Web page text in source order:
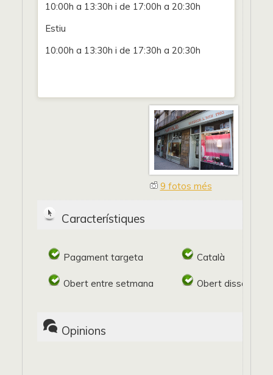
10:00h a 13:30h i de 17:00h a 20:30h
Estiu
10:00h a 13:30h i de 17:30h a 20:30h
9 fotos més
Característiques
Pagament targeta Català
Obert entre setmana Obert dissabte
Opinions